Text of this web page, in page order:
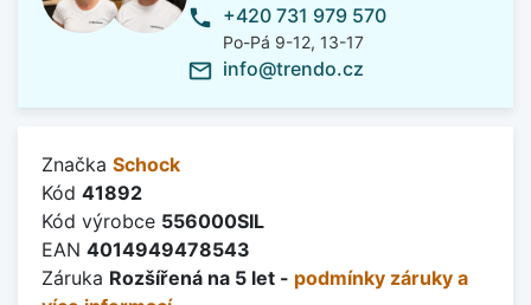
phone +420 731 979 570
Po-Pá 9-12, 13-17
mail_outline info@trendo.cz
Značka Schock
Kód 41892
Kód výrobce 556000SIL
EAN 4014949478543
Záruka Rozšířená na 5 let - podmínky záruky a